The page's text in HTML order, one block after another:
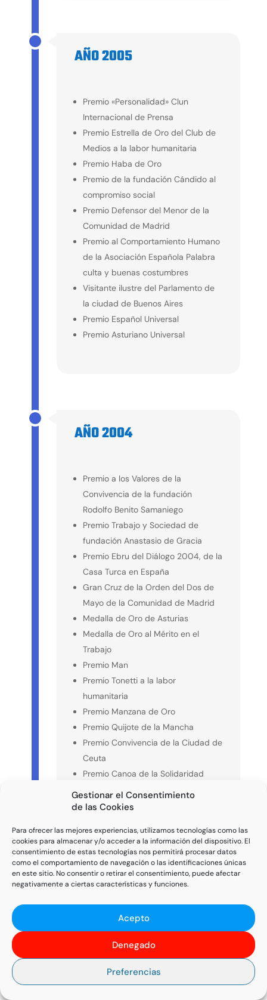
Gestionar el Consentimiento
de las Cookies
Para ofrecer las mejores experiencias, utilizamos tecnologías como las
cookies para almacenar y/o acceder a la información del dispositivo. El
consentimiento de estas tecnologías nos permitirá procesar datos
como el comportamiento de navegación o las identificaciones únicas
en este sitio. No consentir o retirar el consentimiento, puede afectar
negativamente a ciertas características y funciones.
Acepto
Denegado
Preferencias
AÑO 2005
Premio «Personalidad» Clun
Internacional de Prensa
Premio Estrella de Oro del Club de
Medios a la labor humanitaria
Premio Haba de Oro
Premio de la fundación Cándido al
compromiso social
Premio Defensor del Menor de la
Comunidad de Madrid
Premio al Comportamiento Humano
de la Asociación Española Palabra
culta y buenas costumbres
Visitante ilustre del Parlamento de
la ciudad de Buenos Aires
Premio Español Universal
Premio Asturiano Universal
AÑO 2004
Premio a los Valores de la
Convivencia de la fundación
Rodolfo Benito Samaniego
Premio Trabajo y Sociedad de
fundación Anastasio de Gracia
Premio Ebru del Diálogo 2004, de la
Casa Turca en España
Gran Cruz de la Orden del Dos de
Mayo de la Comunidad de Madrid
Medalla de Oro de Asturias
Medalla de Oro al Mérito en el
Trabajo
Premio Man
Premio Tonetti a la labor
humanitaria
Premio Manzana de Oro
Premio Quijote de la Mancha
Premio Convivencia de la Ciudad de
Ceuta
Premio Canoa de la Solidaridad
Premio Diario El Comercio
Reconocimiento oficial del Pueblo y
Master Oro del Forum Alta
Dirección
Cruz de Oro de la Agrupación
Española de Fomento Europeo
Galardón de Unión Fenosa a la
Solidaridad
Premio Carabela de Plata de la
Asociación de la Prensa
Iberoamericana